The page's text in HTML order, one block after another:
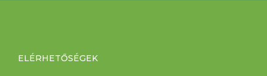
ELÉRHETŐSÉGEK